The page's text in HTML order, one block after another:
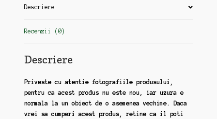
Descriere
Recenzii (0)
Descriere
Priveste cu atentie fotografiile produsului,
pentru ca acest produs nu este nou, iar uzura e
normala la un obiect de o asemenea vechime. Daca
vrei sa cumperi acest produs, retine ca il poti